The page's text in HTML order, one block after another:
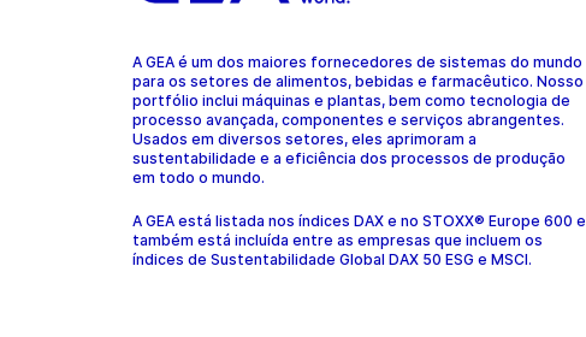
A GEA é um dos maiores fornecedores de sistemas do mundo
para os setores de alimentos, bebidas e farmacêutico. Nosso
portfólio inclui máquinas e plantas, bem como tecnologia de
processo avançada, componentes e serviços abrangentes.
Usados em diversos setores, eles aprimoram a
sustentabilidade e a eficiência dos processos de produção
em todo o mundo.
A GEA está listada nos índices DAX e no STOXX® Europe 600 e
também está incluída entre as empresas que incluem os
índices de Sustentabilidade Global DAX 50 ESG e MSCI.